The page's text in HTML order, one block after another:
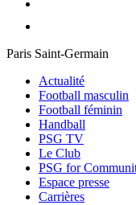
Paris Saint-Germain
Actualité
Football masculin
Football féminin
Handball
PSG TV
Le Club
PSG for
Espace presse
Carrières